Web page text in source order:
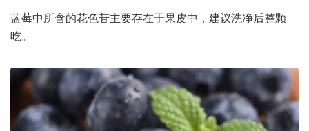
蓝莓中所含的花色苷主要存在于果皮中，建议洗净后整颗
吃。